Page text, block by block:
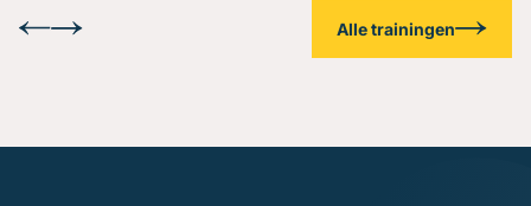
Alle trainingen